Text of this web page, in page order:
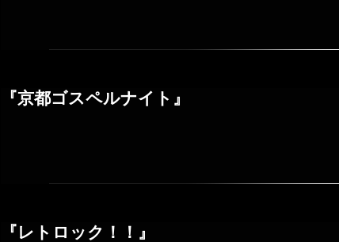
『京都ゴスペルナイト』
『レトロック！！』